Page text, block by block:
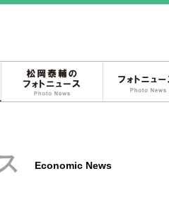
済ニュース
Economic News